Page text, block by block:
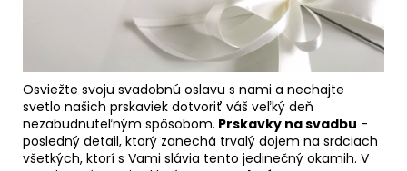
Osviežte svoju svadobnú oslavu s nami a nechajte
svetlo našich prskaviek dotvoriť váš veľký deň
nezabudnuteľným spôsobom. Prskavky na svadbu -
posledný detail, ktorý zanechá trvalý dojem na srdciach
všetkých, ktorí s Vami slávia tento jedinečný okamih. V